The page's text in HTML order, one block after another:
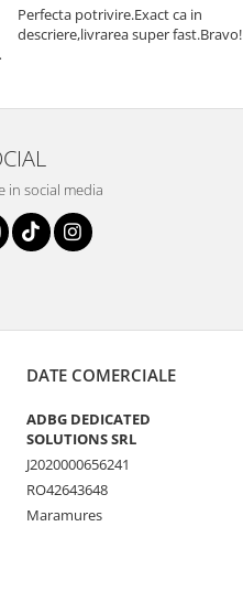
Perfecta potrivire.Exact ca in
descriere,livrarea super fast.Bravo!
in social media
DATE COMERCIALE
ADBG DEDICATED
SOLUTIONS SRL
J2020000656241
RO42643648
Maramures